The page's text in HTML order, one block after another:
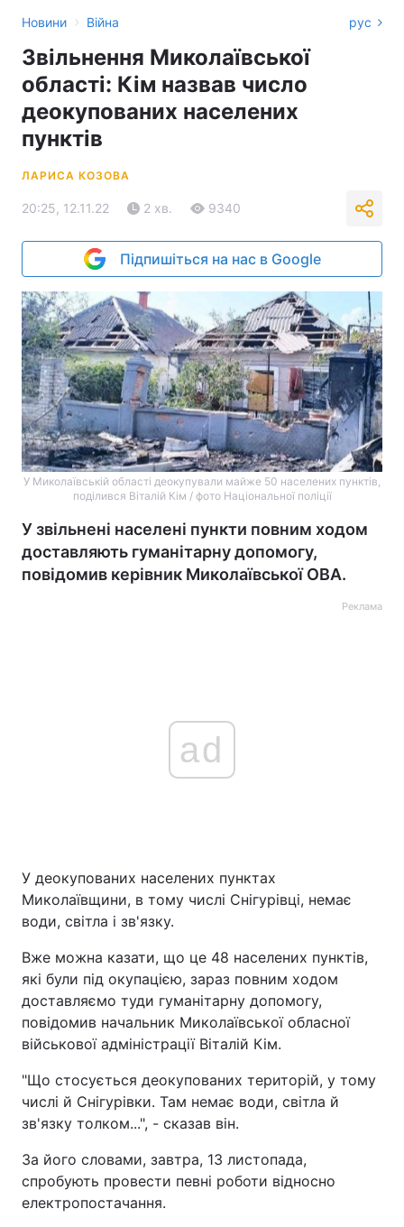
Новини › Війна рус
Звільнення Миколаївської
області: Кім назвав число
деокупованих населених
пунктів
ЛАРИСА КОЗОВА
20:25, 12.11.22 2 хв. 9340
Підпишіться на нас в Google
У Миколаївській області деокупували майже 50 населених пунктів,
поділився Віталій Кім / фото Національної поліції
У звільнені населені пункти повним ходом
доставляють гуманітарну допомогу,
повідомив керівник Миколаївської ОВА.
Реклама
ad
У деокупованих населених пунктах
Миколаївщини, в тому числі Снігурівці, немає
води, світла і зв'язку.
Вже можна казати, що це 48 населених пунктів,
які були під окупацією, зараз повним ходом
доставляємо туди гуманітарну допомогу,
повідомив начальник Миколаївської обласної
військової адміністрації Віталій Кім.
"Що стосується деокупованих територій, у тому
числі й Снігурівки. Там немає води, світла й
зв'язку толком...", - сказав він.
За його словами, завтра, 13 листопада,
спробують провести певні роботи відносно
електропостачання.